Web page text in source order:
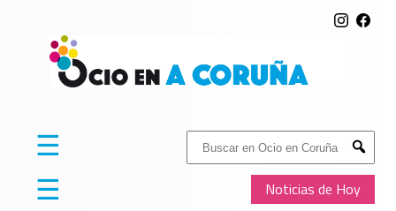
Buscar:
Submit
Noticias de Hoy
☰
☰